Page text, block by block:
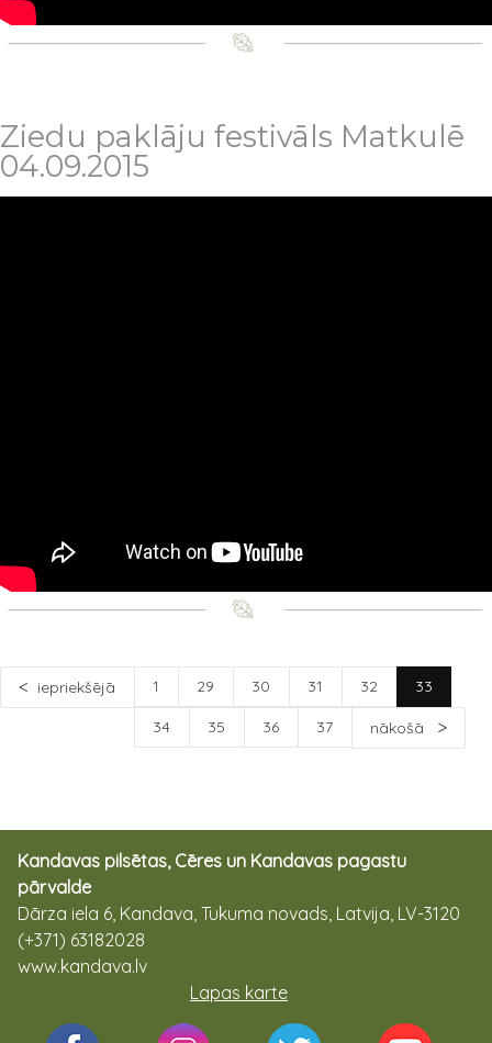
Ziedu paklāju festivāls Matkulē
04.09.2015
iepriekšējā 1 29 30 31 32 33
34 35 36 37 nākošā
Kandavas pilsētas, Cēres un Kandavas pagastu
pārvalde
Dārza iela 6, Kandava, Tukuma novads, Latvija, LV-3120
(+371) 63182028
www.kandava.lv
Lapas karte